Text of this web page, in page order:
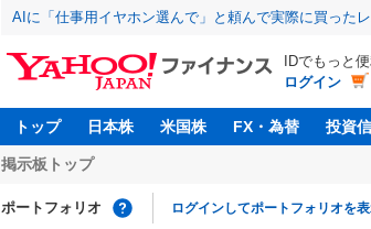
AIに「仕事用イヤホン選んで」と頼んで実際に買った
IDでもっと
ログイン
トップ 日本株 米国株 FX・為替 投資
掲示板トップ
ポートフォリオ ログインしてポートフォリオを